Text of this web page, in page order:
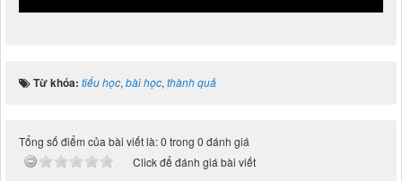
Từ khóa: tiểu học, bài học, thành quả
Tổng số điểm của bài viết là: 0 trong 0 đánh giá
Click để đánh giá bài viết